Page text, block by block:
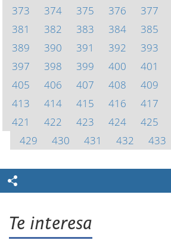
373
374 375 376 377
381
382 383 384 385
389
390 391 392 393
397
398 399 400 401
405
406 407 408 409
413
414 415 416 417
421
422 423 424 425
429
430 431 432 433
Te interesa